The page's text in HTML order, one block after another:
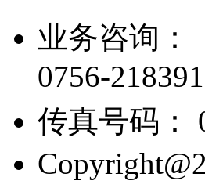
业务咨询：
0756-
传真号码：